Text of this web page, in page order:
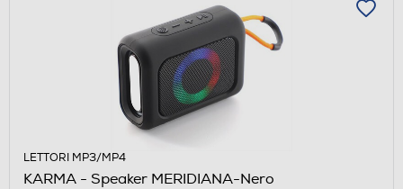
LETTORI MP3/MP4
KARMA - Speaker MERIDIANA-Nero